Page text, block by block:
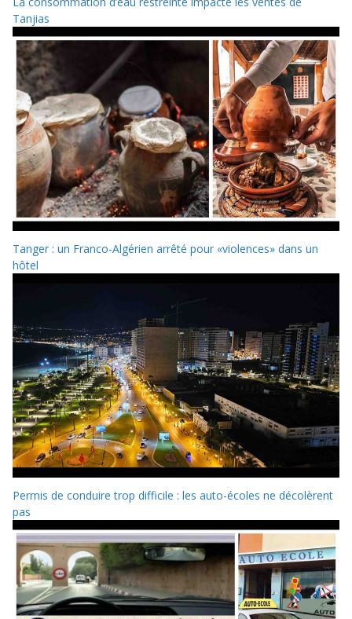
Tanjias
Tanger : un Franco-Algérien arrêté pour «violences» dans un
hôtel
Permis de conduire trop difficile : les auto-écoles ne décolèrent
pas